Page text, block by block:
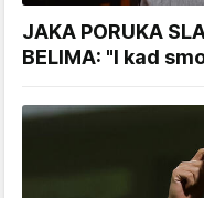
JAKA PORUKA
BELIMA: "I kad